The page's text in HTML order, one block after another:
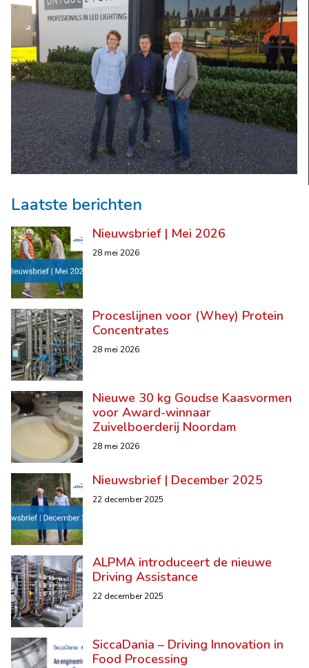
Laatste berichten
Nieuwsbrief | Mei 2026
28 mei 2026
Proceslijnen voor (Whey) Protein
Concentrates
28 mei 2026
Nieuwe 30 kg Goudse Kaasvormen
voor Award-winnaar
Zuivelboerderij Noordam
28 mei 2026
Nieuwsbrief | December 2025
22 december 2025
ALPMA introduceert de nieuwe
Driving Assistance
22 december 2025
SiccaDania – Driving Innovation in
Food Processing